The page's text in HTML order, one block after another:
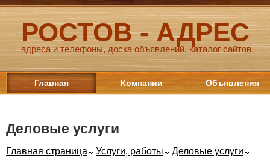
РОСТОВ - АДРЕС
адреса и телефоны, доска объявлений, каталог сайтов
Главная Компании Объявления
Деловые услуги
Главная страница Услуги, работы Деловые услуги